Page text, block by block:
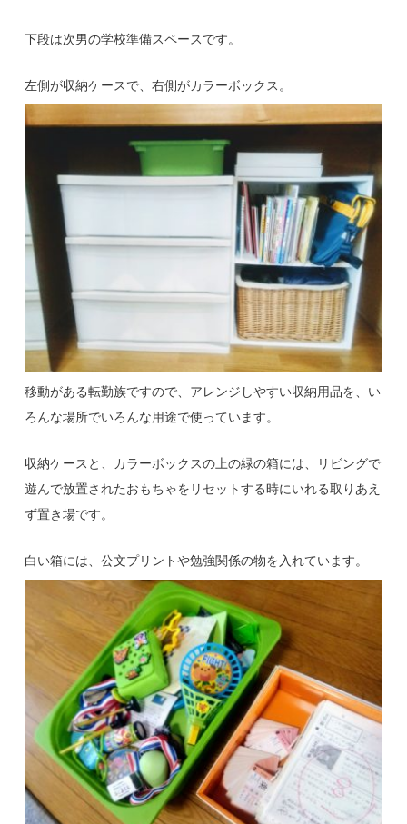
下段は次男の学校準備スペースです。
左側が収納ケースで、右側がカラーボックス。
移動がある転勤族ですので、アレンジしやすい収納用品を、い
ろんな場所でいろんな用途で使っています。
収納ケースと、カラーボックスの上の緑の箱には、リビングで
遊んで放置されたおもちゃをリセットする時にいれる取りあえ
ず置き場です。
白い箱には、公文プリントや勉強関係の物を入れています。